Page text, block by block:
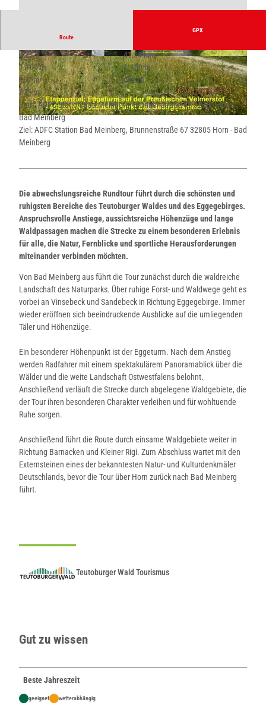
© Manfred Wiehenkamp, HAVERGOH Hotel - H-BM |
© Manfred Wiehenkamp, HAVERGOH Hotel - H
-BM |CC-BY-SA
© Manfred Wiehenkamp, HAVERGOH Hotel - H
-BM |CC-BY-SA
Route
GPX
4:24 h
41,54 km
1.100 m
1.100 m
157 m
462 m
305 m
Start: ADFC Station Bad Meinberg, Brunnenstraße 67 32805 Horn -
Bad Meinberg
Ziel: ADFC Station Bad Meinberg, Brunnenstraße 67 32805 Horn - Bad
Meinberg
Die abwechslungsreiche Rundtour führt durch die schönsten und
ruhigsten Bereiche des Teutoburger Waldes und des Eggegebirges.
Anspruchsvolle Anstiege, aussichtsreiche Höhenzüge und lange
Waldpassagen machen die Strecke zu einem besonderen Erlebnis
für alle, die Natur, Fernblicke und sportliche Herausforderungen
miteinander verbinden möchten.
Von Bad Meinberg aus führt die Tour zunächst durch die waldreiche
Landschaft des Naturparks. Über ruhige Forst- und Waldwege geht es
vorbei an Vinsebeck und Sandebeck in Richtung Eggegebirge. Immer
wieder eröffnen sich beeindruckende Ausblicke auf die umliegenden
Täler und Höhenzüge.
Ein besonderer Höhenpunkt ist der Eggeturm. Nach dem Anstieg
werden Radfahrer mit einem spektakulärem Panoramablick über die
Wälder und die weite Landschaft Ostwestfalens belohnt.
Anschließend verläuft die Strecke durch abgelegene Waldgebiete, die
der Tour ihren besonderen Charakter verleihen und für wohltuende
Ruhe sorgen.
Anschließend führt die Route durch einsame Waldgebiete weiter in
Richtung Barnacken und Kleiner Rigi. Zum Abschluss wartet mit den
Externsteinen eines der bekanntesten Natur- und Kulturdenkmäler
Deutschlands, bevor die Tour über Horn zurück nach Bad Meinberg
führt.
Teutoburger Wald Tourismus
Gut zu wissen
Beste Jahreszeit
geeignet wetterabhängig